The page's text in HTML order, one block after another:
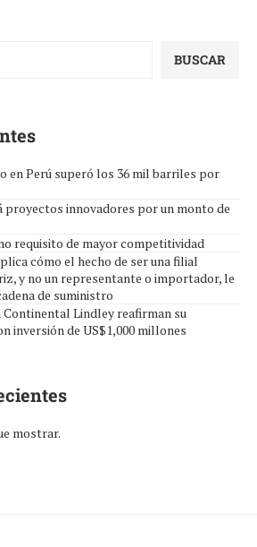
BUSCAR
en Perú superó los 36 mil barriles por
innovadores por un monto de
requisito de mayor competitividad
cómo el hecho de ser una filial
y no un representante o importador, le
de suministro
Continental Lindley reafirman su
inversión de US$1,000 millones
mostrar.